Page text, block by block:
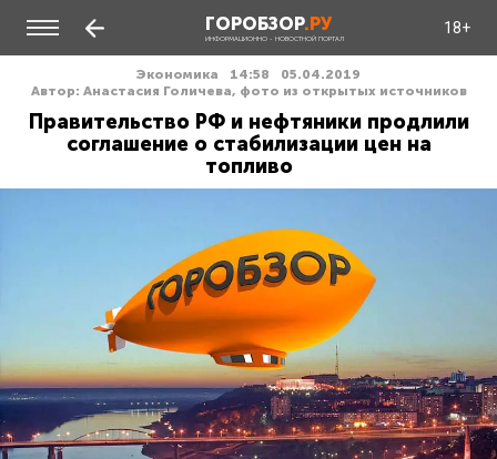
ГОРОБЗОР.РУ
ИНФОРМАЦИОННО - НОВОСТНОЙ ПОРТАЛ
18+
Экономика 14:58
05.04.2019
Автор: Анастасия Голичева, фото из открытых источников
Правительство РФ и нефтяники продлили
соглашение о стабилизации цен на
топливо